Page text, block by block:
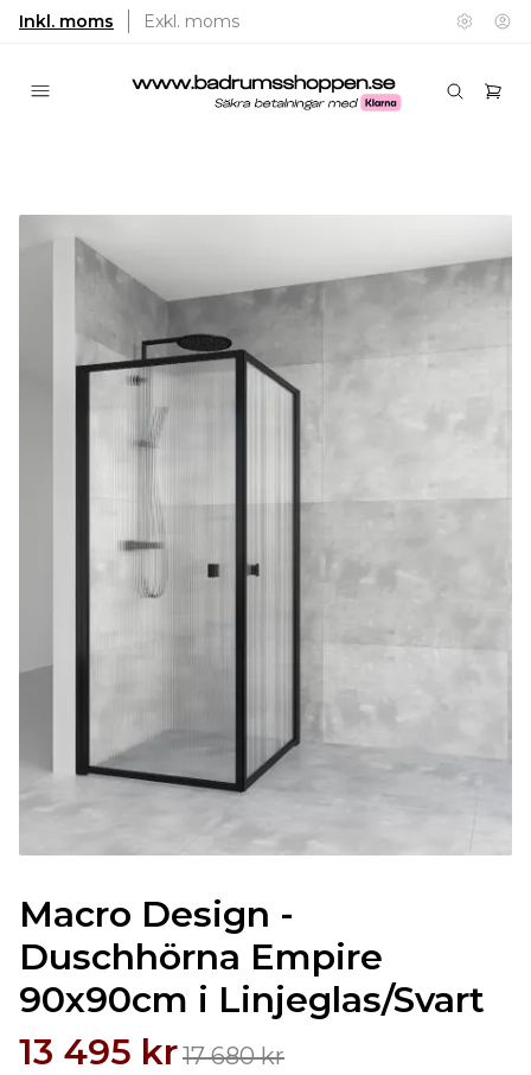
Inkl. moms Exkl. moms
Macro Design -
Duschhörna Empire
90x90cm i Linjeglas/Svart
13 495 kr17 680 kr